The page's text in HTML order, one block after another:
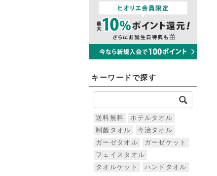
キーワードで探す
送料無料
ホテルタオル
制菌タオル
今治タオル
ガーゼタオル
ガーゼケット
フェイスタオル
タオルケット
ハンドタオル